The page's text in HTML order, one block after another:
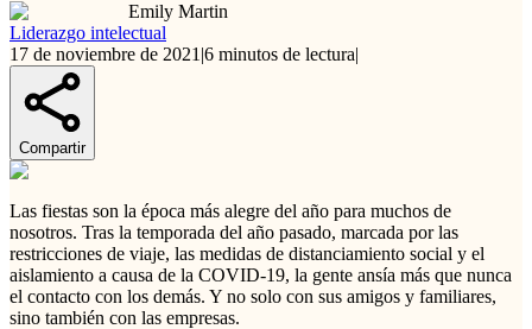
Emily Martin
Liderazgo intelectual
17 de noviembre de 2021 |6 minutos de lectura|
Compartir
Las fiestas son la época más alegre del año para muchos de
nosotros. Tras la temporada del año pasado, marcada por las
restricciones de viaje, las medidas de distanciamiento social y el
aislamiento a causa de la COVID-19, la gente ansía más que nunca
el contacto con los demás. Y no solo con sus amigos y familiares,
sino también con las empresas.